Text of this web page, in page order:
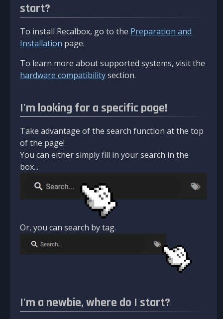
start?
To install Recalbox, go to the Preparation and
Installation page.
To learn more about supported systems, visit the
hardware compatibilitysection.
I'm looking for a specific page!
Take advantage of the search function at the top
of the page!
You can either simply fill in your search in the
box...
Or, you can search by tag.
I'm a newbie, where do I start?